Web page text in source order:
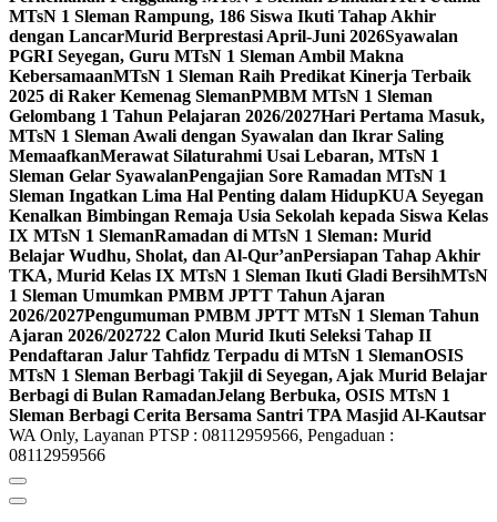
MTsN 1 Sleman Rampung, 186 Siswa Ikuti Tahap Akhir
dengan LancarMurid Berprestasi April-Juni 2026Syawalan
PGRI Seyegan, Guru MTsN 1 Sleman Ambil Makna
KebersamaanMTsN 1 Sleman Raih Predikat Kinerja Terbaik
2025 di Raker Kemenag SlemanPMBM MTsN 1 Sleman
Gelombang 1 Tahun Pelajaran 2026/2027Hari Pertama Masuk,
MTsN 1 Sleman Awali dengan Syawalan dan Ikrar Saling
MemaafkanMerawat Silaturahmi Usai Lebaran, MTsN 1
Sleman Gelar SyawalanPengajian Sore Ramadan MTsN 1
Sleman Ingatkan Lima Hal Penting dalam HidupKUA Seyegan
Kenalkan Bimbingan Remaja Usia Sekolah kepada Siswa Kelas
IX MTsN 1 SlemanRamadan di MTsN 1 Sleman: Murid
Belajar Wudhu, Sholat, dan Al-Qur’anPersiapan Tahap Akhir
TKA, Murid Kelas IX MTsN 1 Sleman Ikuti Gladi BersihMTsN
1 Sleman Umumkan PMBM JPTT Tahun Ajaran
2026/2027Pengumuman PMBM JPTT MTsN 1 Sleman Tahun
Ajaran 2026/202722 Calon Murid Ikuti Seleksi Tahap II
Pendaftaran Jalur Tahfidz Terpadu di MTsN 1 SlemanOSIS
MTsN 1 Sleman Berbagi Takjil di Seyegan, Ajak Murid Belajar
Berbagi di Bulan RamadanJelang Berbuka, OSIS MTsN 1
Sleman Berbagi Cerita Bersama Santri TPA Masjid Al-Kautsar
WA Only, Layanan PTSP : 08112959566, Pengaduan :
08112959566